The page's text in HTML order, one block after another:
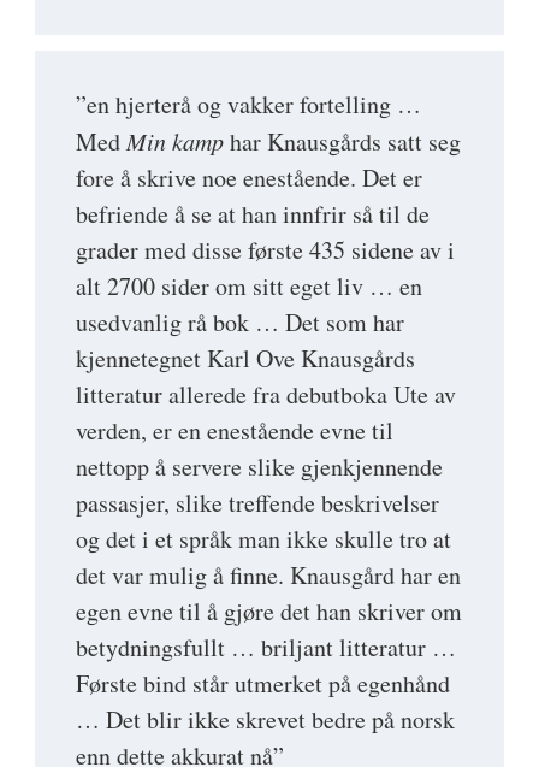
”en hjerterå og vakker fortelling …
MedMin kamphar Knausgårds satt seg
fore å skrive noe enestående. Det er
befriende å se at han innfrir så til de
grader med disse første 435 sidene av i
alt 2700 sider om sitt eget liv … en
usedvanlig rå bok … Det som har
kjennetegnet Karl Ove Knausgårds
litteratur allerede fra debutboka Ute av
verden, er en enestående evne til
nettopp å servere slike gjenkjennende
passasjer, slike treffende beskrivelser
og det i et språk man ikke skulle tro at
det var mulig å finne. Knausgård har en
egen evne til å gjøre det han skriver om
betydningsfullt … briljant litteratur …
Første bind står utmerket på egenhånd
… Det blir ikke skrevet bedre på norsk
enn dette akkurat nå”